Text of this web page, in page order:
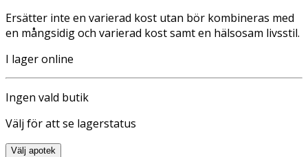
Ersätter inte en varierad kost utan bör kombineras med
en mångsidig och varierad kost samt en hälsosam livsstil.
I lager online
Ingen vald butik
Välj för att se lagerstatus
Välj apotek